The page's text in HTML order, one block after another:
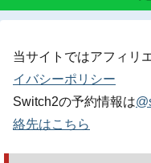
当サイトではアフィリ
イバシーポリシー
Switch2の予約情報は
絡先はこちら